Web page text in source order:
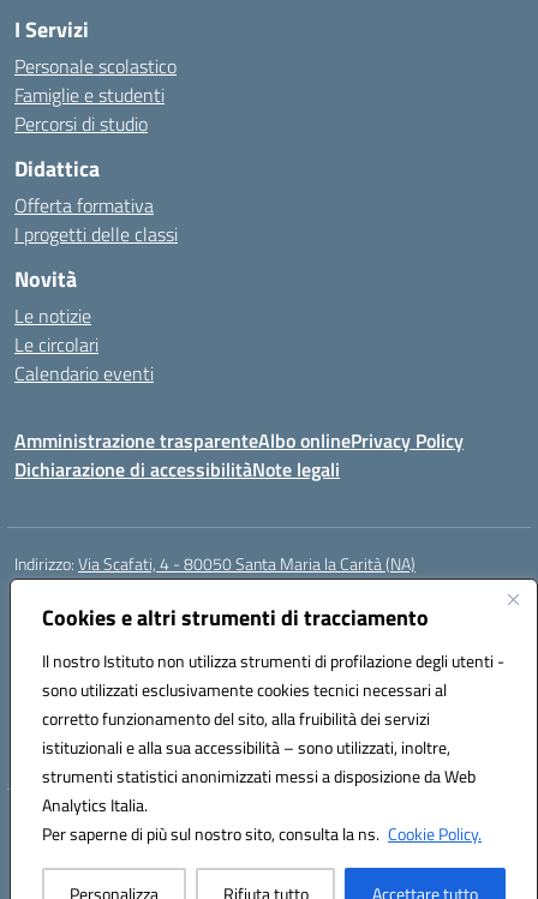
Cookies e altri strumenti di tracciamento
Il nostro Istituto non utilizza strumenti di profilazione degli utenti -
sono utilizzati esclusivamente cookies tecnici necessari al
corretto funzionamento del sito, alla fruibilità dei servizi
istituzionali e alla sua accessibilità – sono utilizzati, inoltre,
strumenti statistici anonimizzati messi a disposizione da Web
Analytics Italia.
Per saperne di più sul nostro sito, consulta la ns. Cookie Policy.
Personalizza Rifiuta tutto Accettare tutto
I Servizi
Personale scolastico
Famiglie e studenti
Percorsi di studio
Didattica
Offerta formativa
I progetti delle classi
Novità
Le notizie
Le circolari
Calendario eventi
Amministrazione trasparenteAlbo onlinePrivacy Policy
Dichiarazione di accessibilitàNote legali
Indirizzo:Via Scafati, 4 - 80050 Santa Maria la Carità (NA)
Centralino:
Posta elettronica certificata (PEC):NAEE21900T@pec.istruzione.it
Codice fiscale: 90016250632
Codice meccanografico:NAEE21900T
Codice Indice delle Pubbliche Amministrazioni (IPA): istsc_naee21900t
Codice unico di fatturazione (CUF): UFZ0X6
Hosting & Powered by 3D Solution S.r.l.
Concept & Design by Designers Italia